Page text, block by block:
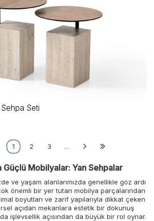
Seti
1 2 3 …
Güçlü Mobilyalar: Yan Sehpalar
ve yaşam alanlarımızda genellikle göz ardı
önemli bir yer tutan mobilya parçalarından
boyutları ve zarif yapılarıyla dikkat çeken
açıdan mekanlara estetik bir dokunuş
işlevsellik açısından da büyük bir rol oynar.